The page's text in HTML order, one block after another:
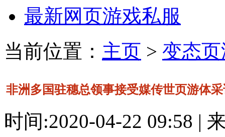
最新网页游戏私服
当前位置： 主页 > 变态
非洲多国驻穗总领事接受媒传世页游体
东采取的科学防疫
时间:2020-04-22 09:58 |